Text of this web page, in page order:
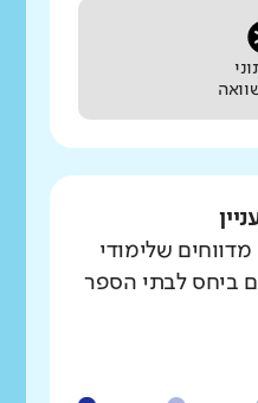
שלימודי
ביחס לבתי הספר